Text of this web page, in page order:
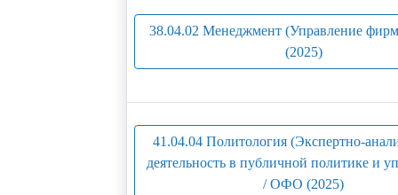
38.04.02 Менеджмент (Управление
(2025)
41.04.04 Политология (Экспертно-
деятельность в публичной политике и
/ ОФО (2025)